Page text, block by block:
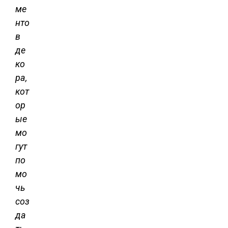
ме
нто
в
де
ко
ра,
кот
ор
ые
мо
гут
по
мо
чь
соз
да